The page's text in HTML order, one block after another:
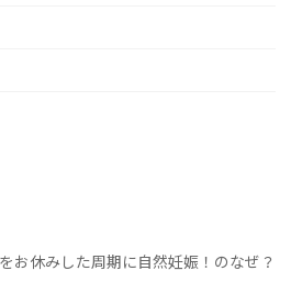
お休みした周期に自然妊娠！のなぜ？